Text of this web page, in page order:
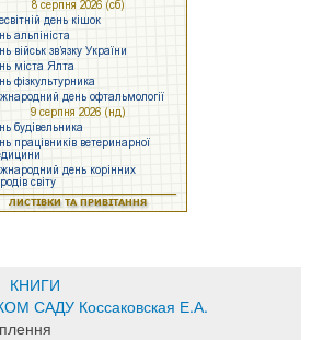
КНИГИ
САДУ Коссаковская Е.А.